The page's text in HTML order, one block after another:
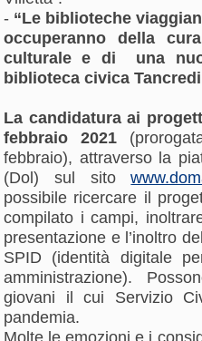
- “Le biblioteche
occuperanno della
culturale e di una
biblioteca civica
La candidatura ai
febbraio 2021
febbraio), attraverso la
(Dol) sul sito
possibile ricercare il
compilato i campi,
presentazione e l’inoltro
SPID (identità digitale
amministrazione).
giovani il cui Servizio
pandemia.
Molte le emozioni e i